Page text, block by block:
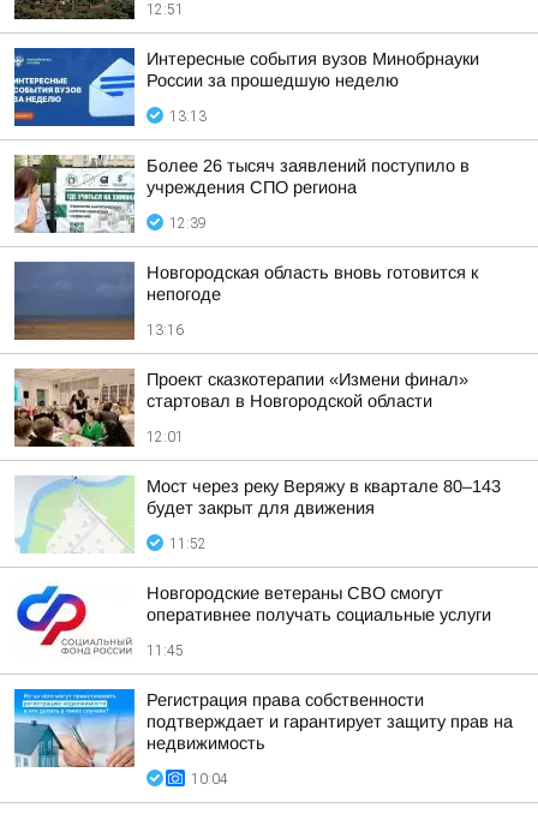
12:51
Интересные события вузов Минобрнауки
России за прошедшую неделю
13:13
Более 26 тысяч заявлений поступило в
учреждения СПО региона
12:39
Новгородская область вновь готовится к
непогоде
13:16
Проект сказкотерапии «Измени финал»
стартовал в Новгородской области
12:01
Мост через реку Веряжу в квартале 80–143
будет закрыт для движения
11:52
Новгородские ветераны СВО смогут
оперативнее получать социальные услуги
11:45
Регистрация права собственности
подтверждает и гарантирует защиту прав на
недвижимость
10:04